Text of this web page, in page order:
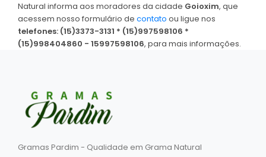
Natural informa aos moradores da cidade Goioxim, que
acessem nosso formulário de contato ou ligue nos
telefones: (15)3373-3131 * (15)997598106 *
(15)998404860 - 15997598106, para mais informações.
Gramas Pardim - Qualidade em Grama Natural